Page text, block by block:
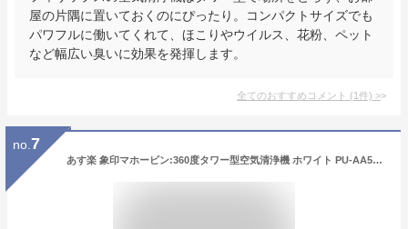
屋の片隅に置いておくのにぴったり。コンパクトサイズでも
パワフルに働いてくれて、ほこりやウイルス、花粉、ペット
など幅広い臭いに効果を発揮します。
全てのおすすめコメント (1件) >
no. 7
あす楽 象印マホービン:360度タワー型空気清浄機 ホワイト PU-AA50-WA 簡単 リビング 病院 学校 静か 省エネ DCモーター 吸引 象印マホービン360度 タワー型 空気清浄機 （最大24畳・大風量） 空気清浄器 静音 省エネ